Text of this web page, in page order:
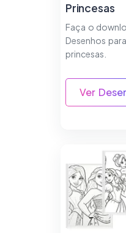
Princesas
Faça o
Desenhos
princesas.
Ver